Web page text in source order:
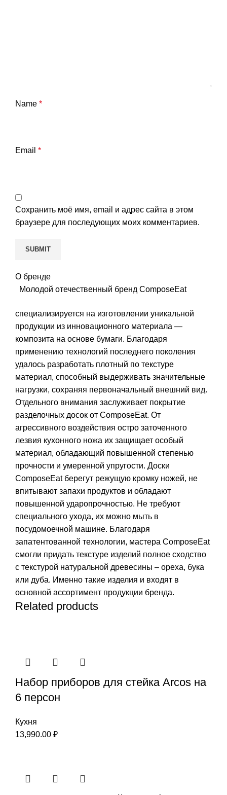
Name *
Email *
Сохранить моё имя, email и адрес сайта в этом
браузере для последующих моих комментариев.
О бренде
Молодой отечественный бренд ComposeEat
специализируется на изготовлении уникальной
продукции из инновационного материала —
композита на основе бумаги. Благодаря
применению технологий последнего поколения
удалось разработать плотный по текстуре
материал, способный выдерживать значительные
нагрузки, сохраняя первоначальный внешний вид.
Отдельного внимания заслуживает покрытие
разделочных досок от ComposeEat. От
агрессивного воздействия остро заточенного
лезвия кухонного ножа их защищает особый
материал, обладающий повышенной степенью
прочности и умеренной упругости. Доски
ComposeEat берегут режущую кромку ножей, не
впитывают запахи продуктов и обладают
повышенной ударопрочностью. Не требуют
специального ухода, их можно мыть в
посудомоечной машине. Благодаря
запатентованной технологии, мастера ComposeEat
смогли придать текстуре изделий полное сходство
с текстурой натуральной древесины – ореха, бука
или дуба. Именно такие изделия и входят в
основной ассортимент продукции бренда.
Related products
Набор приборов для стейка Arcos на
6 персон
Кухня
13,990.00 ₽